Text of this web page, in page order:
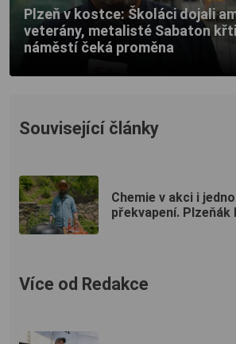
Plzeň v kostce: Školáci dojali
veterány, metalisté Sabaton
náměstí čeká proměna
Související články
Chemie v akci i
překvapení. Plzeňák
Více od Redakce